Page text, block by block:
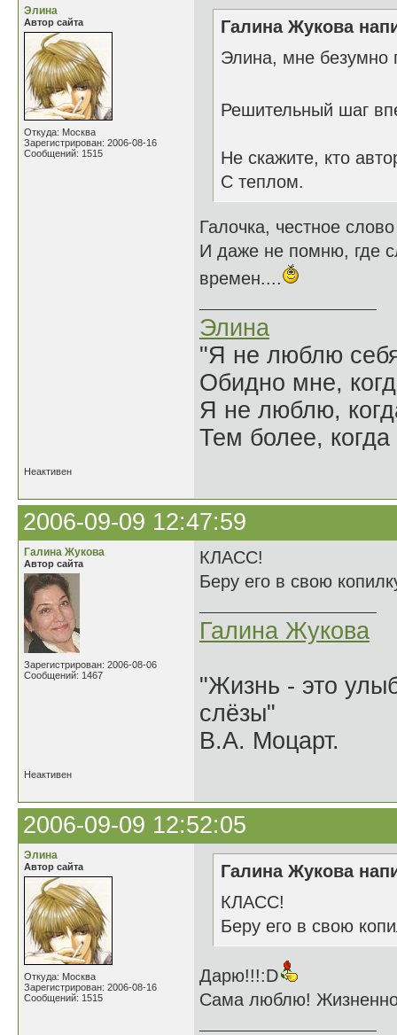
Элина
Автор сайта
Откуда: Москва
Зарегистрирован: 2006-08-16
Сообщений: 1515
Галина Жукова
Элина, мне безумно
Решительный шаг
Не скажите, кто
С теплом.
Галочка, честное
И даже не помню, где
времен....
Элина
"Я не люблю
Обидно мне,
Я не люблю,
Тем более,
Неактивен
2006-09-09 12:47:59
Галина Жукова
Автор сайта
Зарегистрирован: 2006-08-06
Сообщений: 1467
КЛАСС!
Беру его в свою
Галина Жукова
"Жизнь - это
слёзы"
В.А. Моцарт.
Неактивен
2006-09-09 12:52:05
Элина
Автор сайта
Откуда: Москва
Зарегистрирован: 2006-08-16
Сообщений: 1515
Галина Жукова
КЛАСС!
Беру его в свою
Дарю!!!:D
Сама люблю! Жизненно